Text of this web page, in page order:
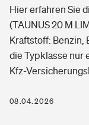
Zur Übersicht
Freizeit
Pri­vate Haft­pflicht­
Gesundheit
Private
Hier erfahren Sie
(TAUNUS 20 M
Kraftstoff: Benzin,
die Typklasse nur
Kfz-
08.04.2026